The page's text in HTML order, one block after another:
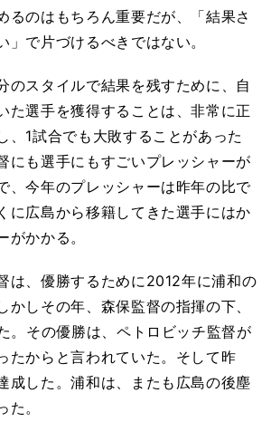
るのはもちろん重要だが、「結果さ
」で片づけるべきではない。
スタイルで結果を残すために、自
た選手を獲得することは、非常に正
、1試合でも大敗することがあった
にも選手にもすごいプレッシャーが
、今年のプレッシャーは昨年の比で
に広島から移籍してきた選手にはか
がかかる。
は、優勝するために2012年に浦和の
かしその年、森保監督の指揮の下、
。その優勝は、ペトロビッチ監督が
たからと言われていた。そして昨
成した。浦和は、またも広島の後塵
た。